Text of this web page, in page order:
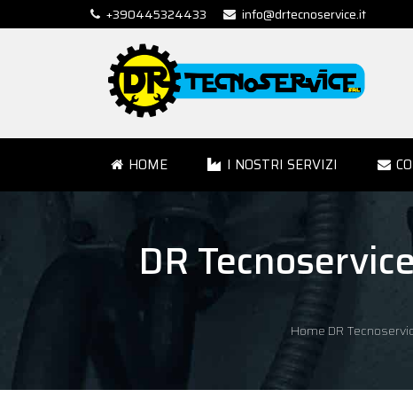
+390445324433 info@drtecnoservice.it
HOME I NOSTRI SERVIZI
DR
Home DR